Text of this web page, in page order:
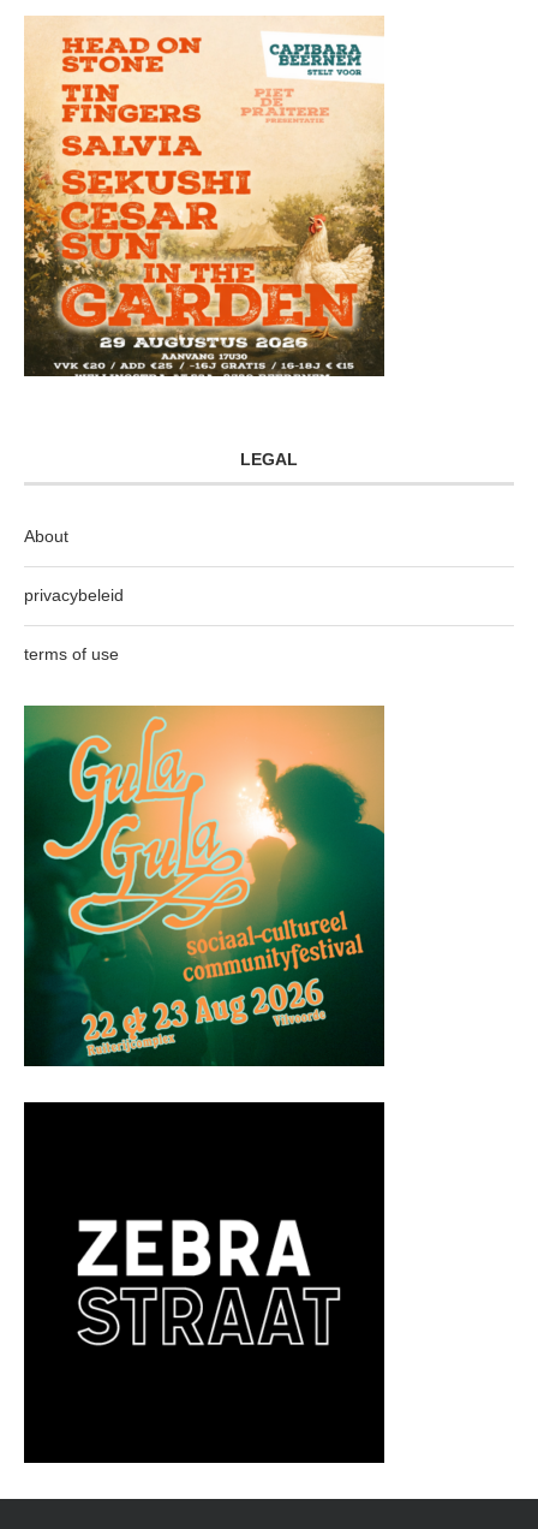
LEGAL
About
privacybeleid
terms of use